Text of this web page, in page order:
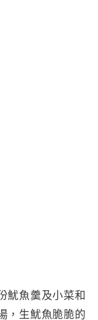
魷魚羹及小菜和
，生魷魚脆脆的